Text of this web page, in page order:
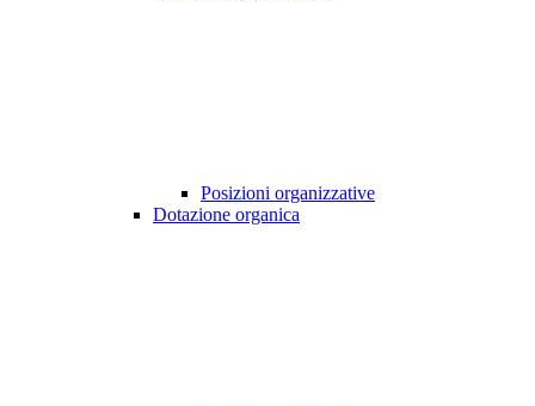
Posizioni organizzative
Dotazione organica